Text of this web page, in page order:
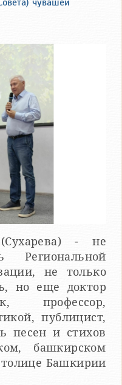
- не
Региональной
не только
но еще доктор
профессор,
публицист,
башкирском
Башкирии